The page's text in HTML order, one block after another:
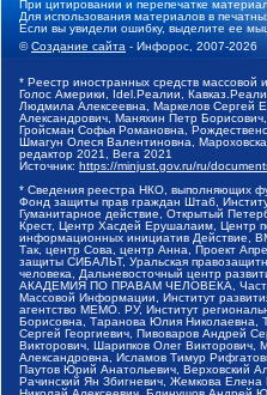
При цитировании и перепечатке
Для использования материалов в
Если вы увидели ошибку, выделите ее
©Создание сайта - Инфорос, 2007-2026
* Реестр иностранных средств
Голос Америки, Idel.Реалии,
Людмила Алексеевна, Маркелов Сергей
Александрович, Маняхин Петр
Гройсман Софья Романовна,
Шмагун Олеся Валентиновна,
редактор 2021, Вега 2021
Источник: https://minjust.gov.ru/ru/
* Сведения реестра НКО, выполняющих
Фонд защиты прав граждан Штаб,
Гуманитарное действие, Открытый
Крест, Центр Хасдей Ерушалаим, Центр
информационных инициатив Действие,
Так, центр Сова, центр Анна, Проект
защиты СИБАЛЬТ, Уральская
человека, Дальневосточный центр
АКАДЕМИЯ ПО ПРАВАМ ЧЕЛОВЕКА, Частное
Массовой Информации, Институт
агентство МЕМО. РУ, Институт
Борисовна, Таранова Юлия Николаевна,
Сергей Георгиевич, Пивоваров Андрей
Викторович, Шарипков Олег
Александровна, Исламов Тимур
Паутов Юрий Анатольевич, Верховский
Рачинский Ян Збигневич, Жемкова